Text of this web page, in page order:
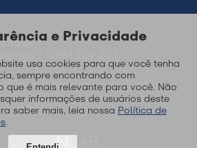
e Privacidade
usa cookies para que você tenha
sempre encontrando com
que é mais relevante para você. Não
informações de usuários deste
saber mais, leia nossa Política de
.
Care Operadora de Saúde
0001-67